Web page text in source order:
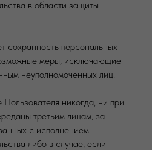
в области защиты
сохранность персональных
меры, исключающие
неуполномоченных лиц.
никогда, ни при
третьим лицам, за
с исполнением
либо в случае, если